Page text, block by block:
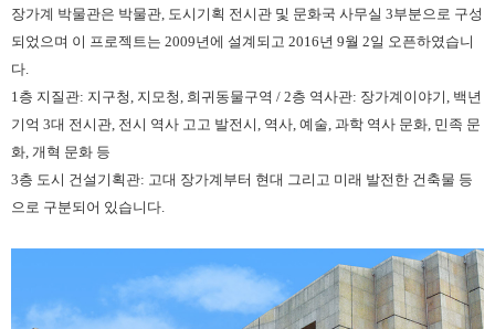
장가계 박물관은 박물관, 도시기획 전시관 및 문화국 사무실 3부분으로 구성
되었으며 이 프로젝트는 2009년에 설계되고 2016년 9월 2일 오픈하였습니
다.
1층 지질관: 지구청, 지모청, 희귀동물구역 / 2층 역사관: 장가계이야기, 백년
기억 3대 전시관, 전시 역사 고고 발전시, 역사, 예술, 과학 역사 문화, 민족 문
화, 개혁 문화 등
3층 도시 건설기획관: 고대 장가계부터 현대 그리고 미래 발전한 건축물 등
으로 구분되어 있습니다.